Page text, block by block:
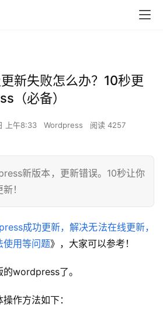
新失败怎么办？10秒更
（必备）
上午8:33 Wordpress 阅读 4257
新版本，更新错误。10秒让你
！
成功更新，解决无法在线更新，
使用等问题》，大家可以参考！
wordpress了。
作方法如下：